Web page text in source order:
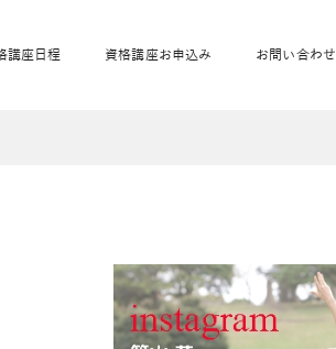
ビーマッサージ通学
ママピラティス通学
リトル＆キッズヨガ通信
ビーチャクラマッサージ
講座日程 資格講座お申込み お問い合わせ